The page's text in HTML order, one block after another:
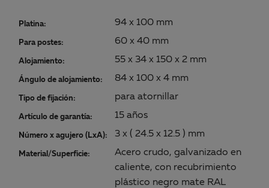
Platina: 94 x 100 mm
Para postes: 60 x 40 mm
Alojamiento: 55 x 34 x 150 x 2 mm
Ángulo de alojamiento: 84 x 100 x 4 mm
Tipo de fijación: para atornillar
Artículo de garantía: 15 años
Número x agujero (LxA): 3 x ( 24.5 x 12.5 ) mm
Material/Superficie:
Acero crudo, galvanizado en
caliente, con recubrimiento
plástico negro mate RAL